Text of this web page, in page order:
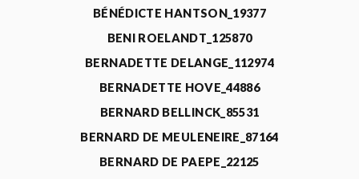
BÉNÉDICTE HANTSON_19377
BENI ROELANDT_125870
BERNADETTE DELANGE_112974
BERNADETTE HOVE_44886
BERNARD BELLINCK_85531
BERNARD DE MEULENEIRE_87164
BERNARD DE PAEPE_22125